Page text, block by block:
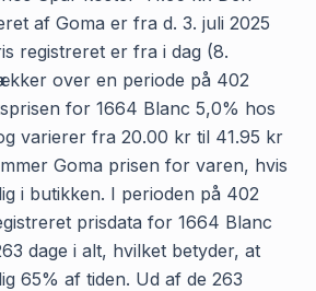
af Goma er fra d. 3. juli 2025
registreret er fra i dag (8.
over en periode på 402
for 1664 Blanc 5,0% hos
varierer fra 20.00 kr til 41.95 kr
Goma prisen for varen, hvis
i butikken. I perioden på 402
prisdata for 1664 Blanc
dage i alt, hvilket betyder, at
65% af tiden. Ud af de 263